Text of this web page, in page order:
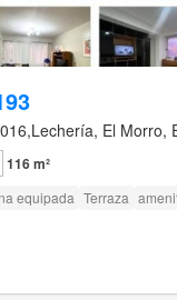
El Morro,
116 m²
equipada Terraza